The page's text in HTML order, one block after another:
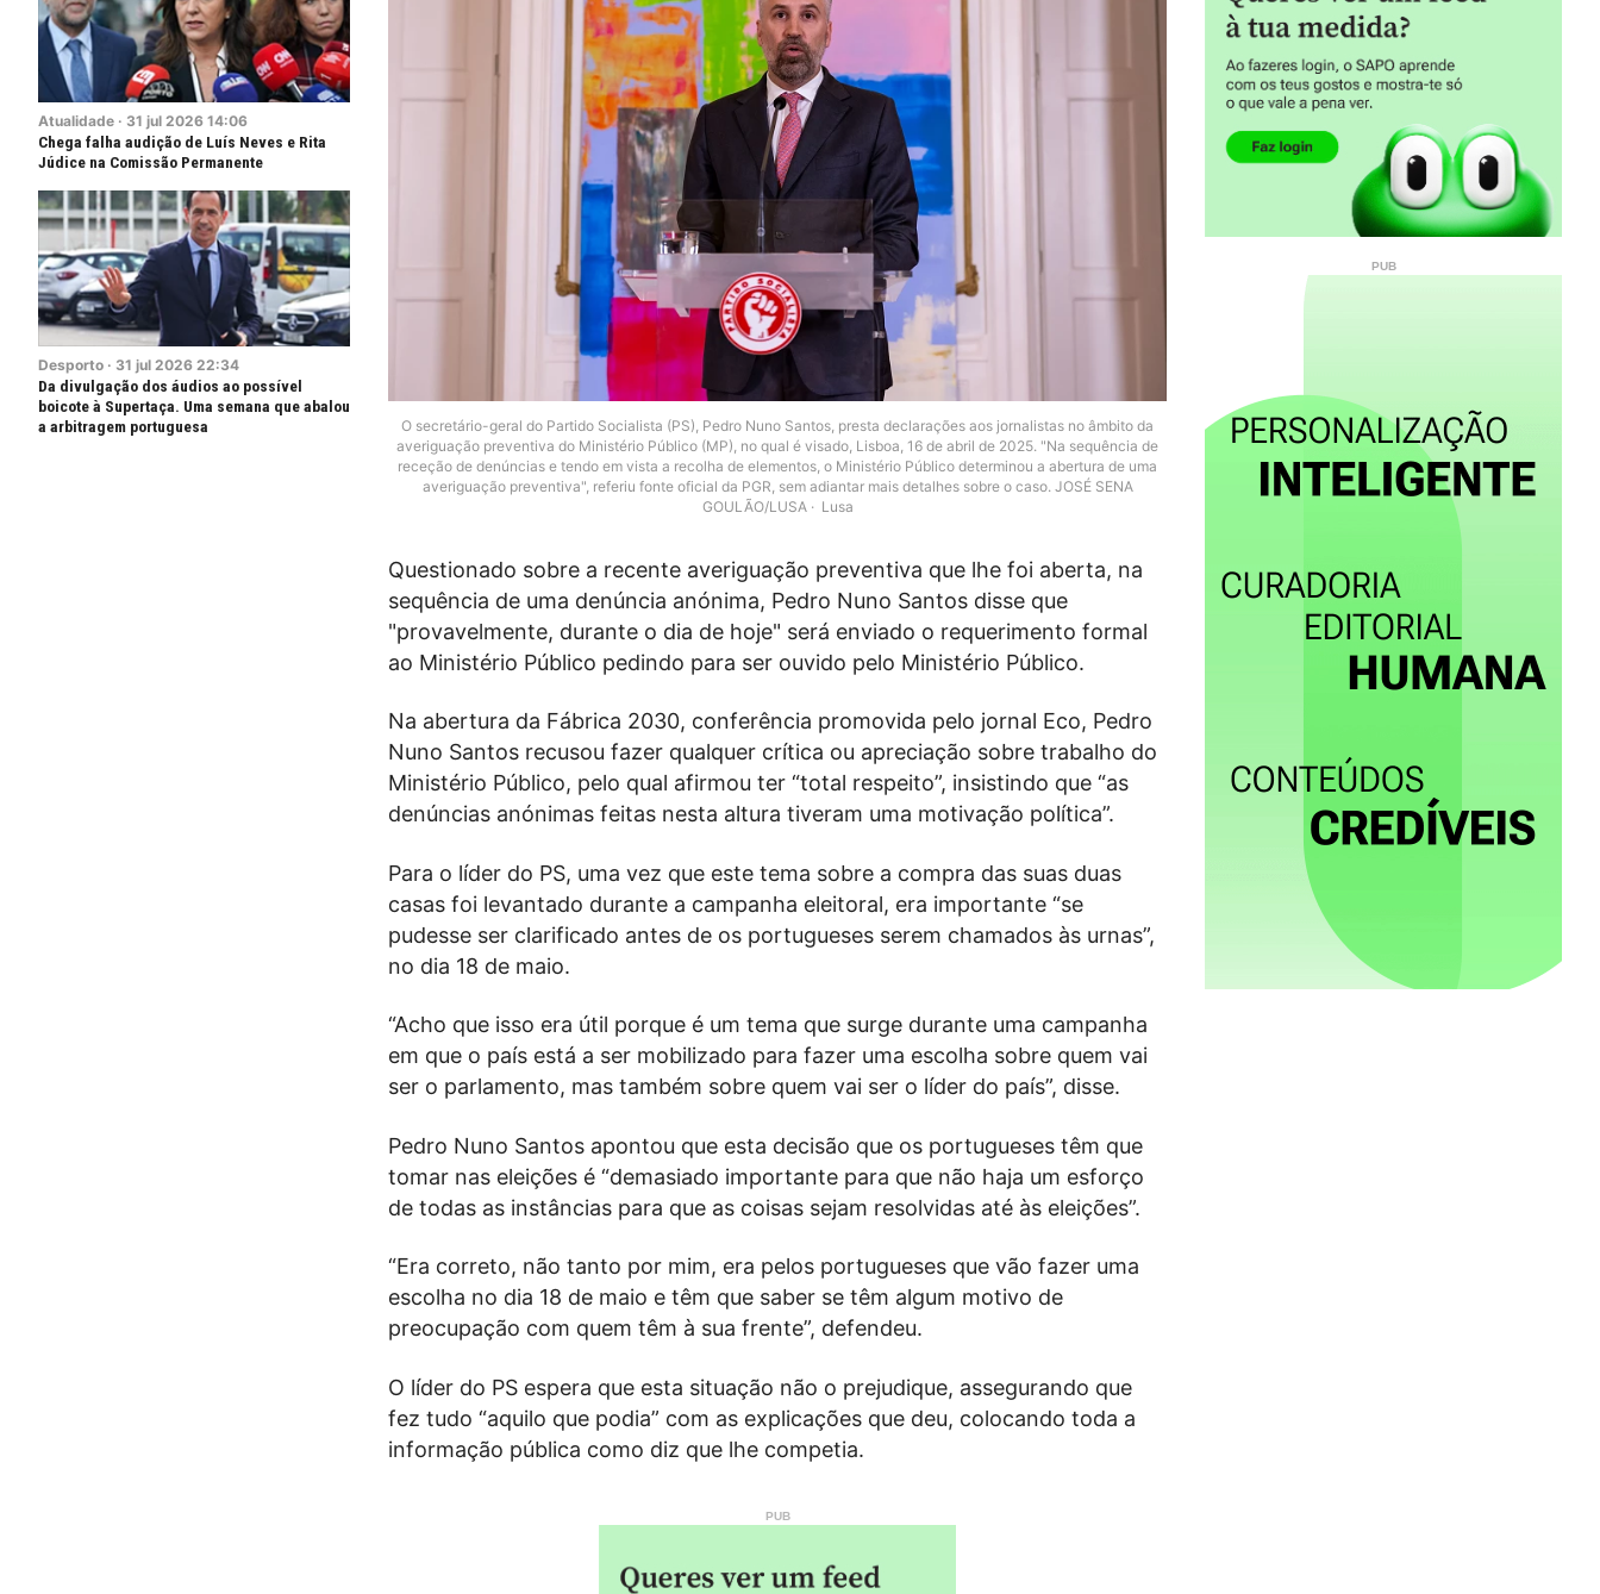
Atualidade · 31 jul 2026 14:06
Chega falha audição de Luís Neves e Rita
Júdice na Comissão Permanente
Desporto · 31 jul 2026 22:34
Da divulgação dos áudios ao possível
boicote à Supertaça. Uma semana que abalou
a arbitragem portuguesa
O secretário-geral do Partido Socialista (PS), Pedro Nuno Santos, presta declarações aos jornalistas no âmbito da
averiguação preventiva do Ministério Público (MP), no qual é visado, Lisboa, 16 de abril de 2025. "Na sequência de
receção de denúncias e tendo em vista a recolha de elementos, o Ministério Público determinou a abertura de uma
averiguação preventiva", referiu fonte oficial da PGR, sem adiantar mais detalhes sobre o caso. JOSÉ SENA
GOULÃO/LUSA
Lusa
Questionado sobre a recente averiguação preventiva que lhe foi aberta, na
sequência de uma denúncia anónima, Pedro Nuno Santos disse que
"provavelmente, durante o dia de hoje" será enviado o requerimento formal
ao Ministério Público pedindo para ser ouvido pelo Ministério Público.
Na abertura da Fábrica 2030, conferência promovida pelo jornal Eco, Pedro
Nuno Santos recusou fazer qualquer crítica ou apreciação sobre trabalho do
Ministério Público, pelo qual afirmou ter “total respeito”, insistindo que “as
denúncias anónimas feitas nesta altura tiveram uma motivação política”.
Para o líder do PS, uma vez que este tema sobre a compra das suas duas
casas foi levantado durante a campanha eleitoral, era importante “se
pudesse ser clarificado antes de os portugueses serem chamados às urnas”,
no dia 18 de maio.
“Acho que isso era útil porque é um tema que surge durante uma campanha
em que o país está a ser mobilizado para fazer uma escolha sobre quem vai
ser o parlamento, mas também sobre quem vai ser o líder do país”, disse.
Pedro Nuno Santos apontou que esta decisão que os portugueses têm que
tomar nas eleições é “demasiado importante para que não haja um esforço
de todas as instâncias para que as coisas sejam resolvidas até às eleições”.
“Era correto, não tanto por mim, era pelos portugueses que vão fazer uma
escolha no dia 18 de maio e têm que saber se têm algum motivo de
preocupação com quem têm à sua frente”, defendeu.
O líder do PS espera que esta situação não o prejudique, assegurando que
fez tudo “aquilo que podia” com as explicações que deu, colocando toda a
informação pública como diz que lhe competia.